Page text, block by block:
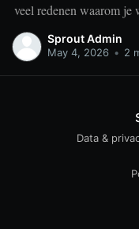
veel redenen waarom je
het toilet moeten, je
slaap beïnvloeden. Dit is
Sprout Admin
May 4, 2026 • 2
Data &